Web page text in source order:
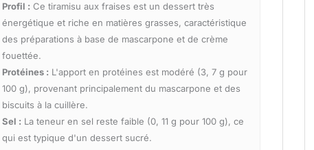
Profil : Ce tiramisu aux fraises est un dessert très
énergétique et riche en matières grasses, caractéristique
des préparations à base de mascarpone et de crème
fouettée.
Protéines : L'apport en protéines est modéré (3, 7 g pour
100 g), provenant principalement du mascarpone et des
biscuits à la cuillère.
Sel : La teneur en sel reste faible (0, 11 g pour 100 g), ce
qui est typique d'un dessert sucré.